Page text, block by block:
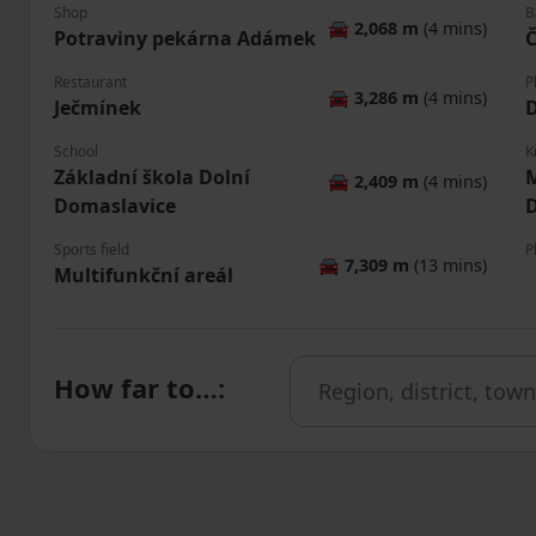
Shop
Potraviny pekárna Adámek 🚘 2,068 m (4 mins)
Restaurant
Ječmínek 🚘 3,286 m (4 mins)
School
Základní škola Dolní
Domaslavice
🚘 2,409 m (4 mins)
Sports field
Multifunkční areál 🚘 7,309 m (13 mins)
How far to…: